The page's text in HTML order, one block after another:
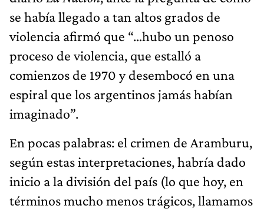
se había llegado a tan altos grados de
violencia afirmó que “…hubo un penoso
proceso de violencia, que estalló a
comienzos de 1970 y desembocó en una
espiral que los argentinos jamás habían
imaginado”.
En pocas palabras: el crimen de Aramburu,
según estas interpretaciones, habría dado
inicio a la división del país (lo que hoy, en
términos mucho menos trágicos, llamamos